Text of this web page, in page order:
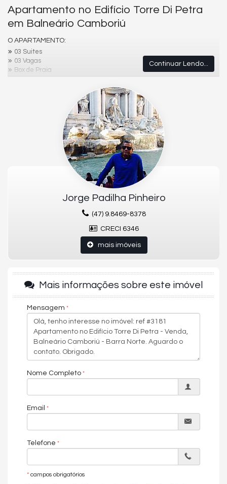
Apartamento no Edifício Torre Di Petra
em Balneário Camboriú
O APARTAMENTO:
03 Suites
03 Vagas
Box de Praia
Condomínio: R$ 1.164,42
Completa Area de lazer
Continuar Lendo...
Jorge Padilha Pinheiro
(47) 9.8469-8378
CRECI 6346
mais imóveis
Mais informações sobre este imóvel
Mensagem
Nome Completo
Email
Telefone
* campos obrigatórios